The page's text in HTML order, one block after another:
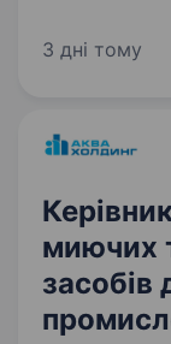
та
3 дні тому
миючих
засобів